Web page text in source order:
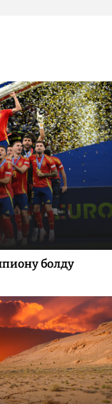
болду